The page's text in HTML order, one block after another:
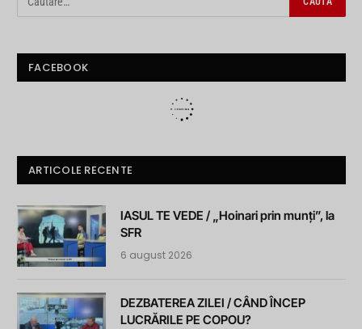
FACEBOOK
ARTICOLE RECENTE
IASUL TE VEDE / „Hoinari prin munți”, la
SFR
6 august 2026
DEZBATEREA ZILEI / CÂND ÎNCEP
LUCRĂRILE PE COPOU?